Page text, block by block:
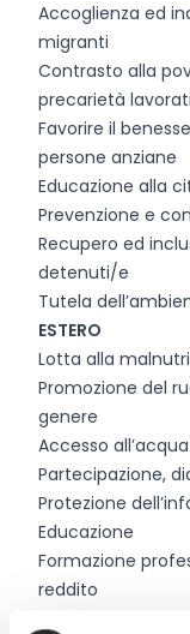
Accoglienza ed
migranti
Contrasto alla
precarietà
Favorire il
persone anziane
Educazione alla
Prevenzione e
Recupero ed
detenuti/e
Tutela
ESTERO
Lotta alla
Promozione del
genere
Accesso
Partecipazione,
Protezione
Educazione
Formazione
reddito